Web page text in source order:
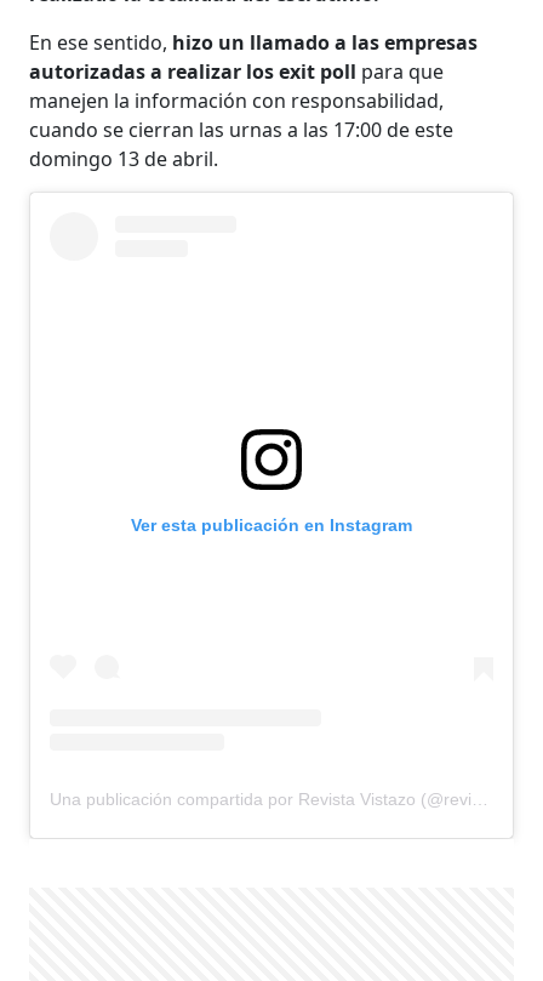
En ese sentido, hizo un llamado a las empresas
autorizadas a realizar los exit poll para que
manejen la información con responsabilidad,
cuando se cierran las urnas a las 17:00 de este
domingo 13 de abril.
Ver esta publicación en Instagram